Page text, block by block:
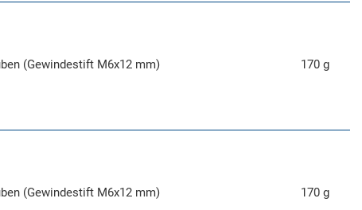
(Gewindestift M6x12 mm) 170 g
(Gewindestift M6x12 mm) 170 g